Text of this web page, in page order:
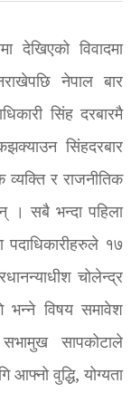
देखिएको विवादमा
नेपाल बार
सिंह दरबारमै
सिंहदरबार
व्यक्ति र राजनीतिक
। सबै भन्दा पहिला
पदाधिकारीहरुले १७
चोलेन्द्र
भन्ने विषय समावेश
सापकोटाले
आफ्नो वुद्धि, योग्यता